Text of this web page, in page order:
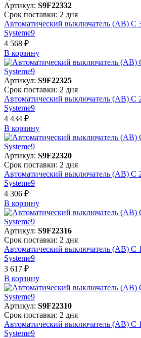
Артикул: S9F22332
Срок поставки: 2 дня
Автоматический выключатель (АВ) C
Systeme9
4 568 ₽
В корзинy
Артикул: S9F22325
Срок поставки: 2 дня
Автоматический выключатель (АВ) C
Systeme9
4 434 ₽
В корзинy
Артикул: S9F22320
Срок поставки: 2 дня
Автоматический выключатель (АВ) C
Systeme9
4 306 ₽
В корзинy
Артикул: S9F22316
Срок поставки: 2 дня
Автоматический выключатель (АВ) C
Systeme9
3 617 ₽
В корзинy
Артикул: S9F22310
Срок поставки: 2 дня
Автоматический выключатель (АВ) C
Systeme9